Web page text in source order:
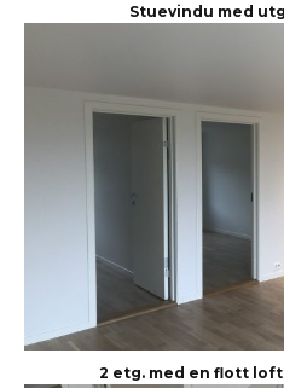
Stuevindu med
2 etg. med en flott